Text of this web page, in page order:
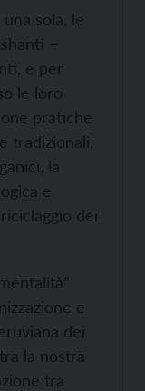
sola, le
–
e per
le loro
pratiche
tradizionali,
la
e
dei
e
dei
la nostra
tra